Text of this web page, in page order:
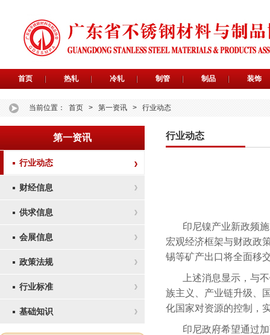
首页 热轧 冷轧 制管 制品 装饰
当前位置： 首页 > 第一资讯 > 行业动态
第一资讯
行业动态
财经信息
供求信息
会展信息
政策法规
行业标准
基础知识
行业动态
印尼镍产业新政频
宏观经济框架与财政政
锡等矿产出口将全面移
上述消息显示，与
族主义、产业链升级、
化国家对资源的控制，
印尼政府希望通过